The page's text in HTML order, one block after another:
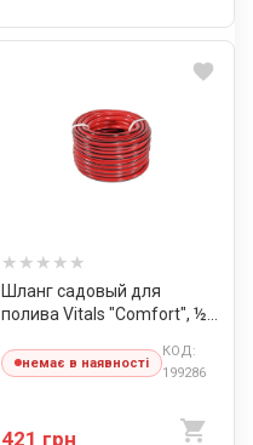
Шланг садовый для
полива Vitals "Comfort", ½"
немає в наявності
КОД:
199286
421 грн